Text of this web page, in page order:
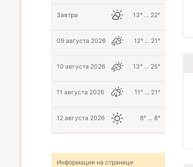
Завтра 13° … 22°
09 августа 2026 12° … 21°
10 августа 2026 13° … 25°
11 августа 2026 11° … 21°
12 августа 2026 8° … 8°
Информация на странице